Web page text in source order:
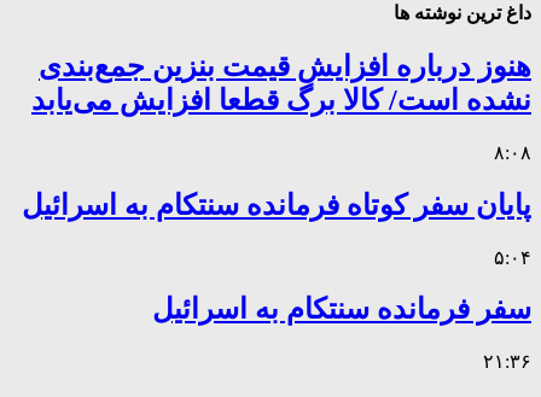
داغ ترین نوشته ها
هنوز درباره افزایش قیمت بنزین جمع‌بندی
نشده است/ کالا برگ قطعا افزایش می‌یابد
۸:۰۸
پایان سفر کوتاه فرمانده سنتکام به اسرائیل
۵:۰۴
سفر فرمانده سنتکام به اسرائیل
۲۱:۳۶